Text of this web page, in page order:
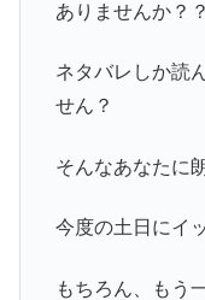
ありませんか？
ネタバレしか読
せん？
そんなあなたに
今度の土日にイ
もちろん、もう